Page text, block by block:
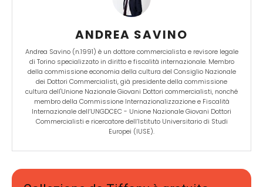
ANDREA SAVINO
Andrea Savino (n.1991) è un dottore commercialista e revisore legale
di Torino specializzato in diritto e fiscalità internazionale. Membro
della commissione economia della cultura del Consiglio Nazionale
dei Dottori Commercialisti, già presidente della commissione
cultura dell'Unione Nazionale Giovani Dottori commercialisti, nonché
membro della Commissione Internazionalizzazione e Fiscalità
Internazionale dell’UNGDCEC - Unione Nazionale Giovani Dottori
Commercialisti e ricercatore dell’Istituto Universitario di Studi
Europei (IUSE).